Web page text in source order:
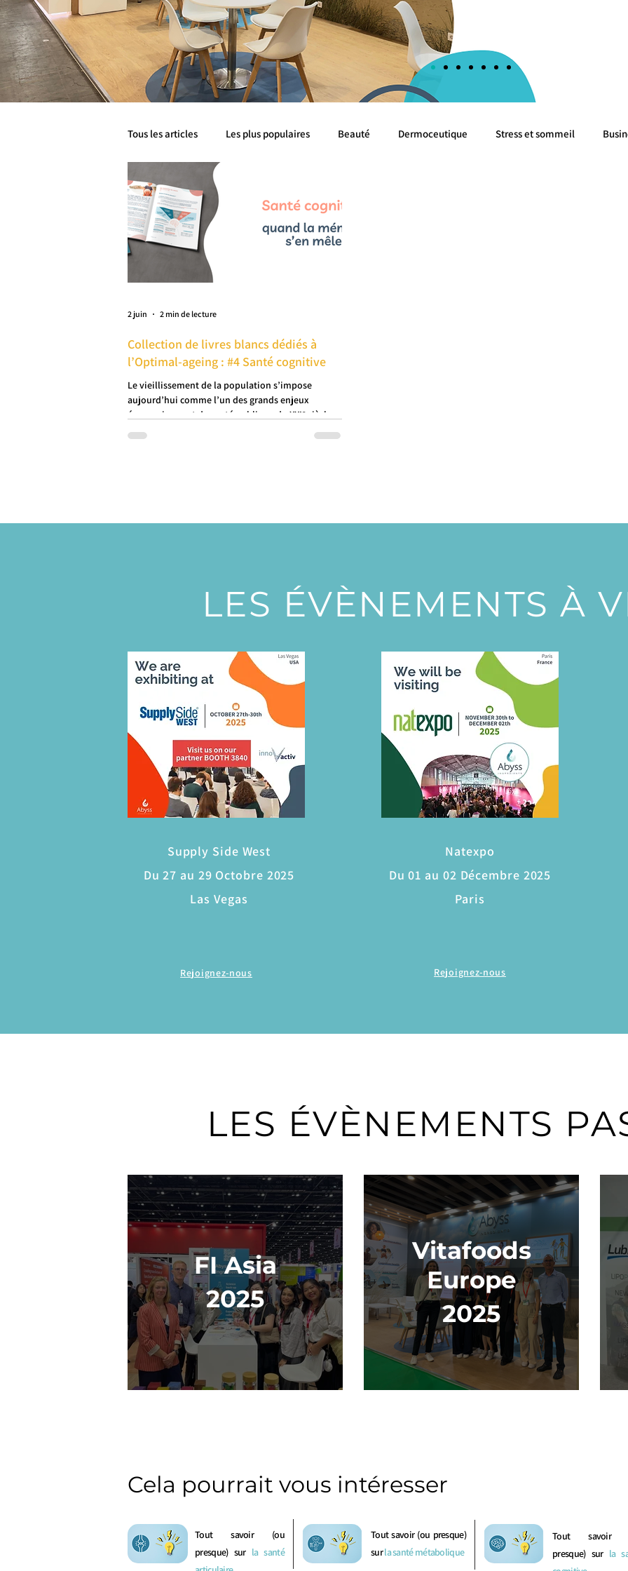
Tous les articles Les plus populaires Beauté Dermoceutique Stress et sommeil
Santé métabolique
Livre Blanc Livre Blancs Livres Blancs
Collection de livres blancs dédiés à
l’Optimal-ageing : #4 Santé cognitive
Le vieillissement de la population s’impose
aujourd’hui comme l’un des grands enjeux
économiques et de santé publique du XXIᵉ siècle.
2 juin 2 min de lecture
LES ÉVÈNEMENTS À
Supply Side West
Du 27 au 29 Octobre 2025
Las Vegas
Rejoignez-nous
Natexpo
Du 01 au 02 Décembre 2025
Paris
Rejoignez-nous
LES ÉVÈNEMENTS
FI Asia
2025
Vitafoods
Europe
2025
Cela pourrait vous intéresser
Tout savoir (ou
presque) sur la santé
Tout savoir (ou presque)
surla santé métabolique
Tout savoir
presque) sur la